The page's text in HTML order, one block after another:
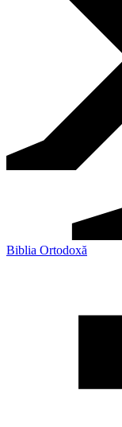
Biblia Ortodoxă